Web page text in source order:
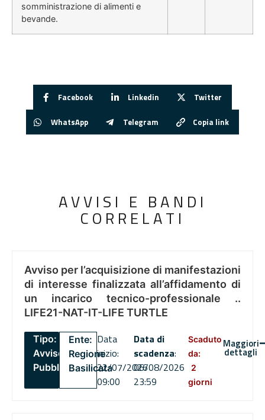
somministrazione di alimenti e
bevande.
Facebook Linkedin Twitter
WhatsApp Telegram Copia link
AVVISI E BANDI
CORRELATI
Avviso per l’acquisizione di manifestazioni
di interesse finalizzata all’affidamento di
un incarico tecnico-professionale ..
LIFE21-NAT-IT-LIFE TURTLE
Tipo:
Avviso
Pubblico
Ente:
Regione
Basilicata
Data
inizio:
22/07/2026
09:00
Data di
scadenza:
06/08/2026
23:59
Scaduto
da:
2
giorni
Maggiori
dettagli